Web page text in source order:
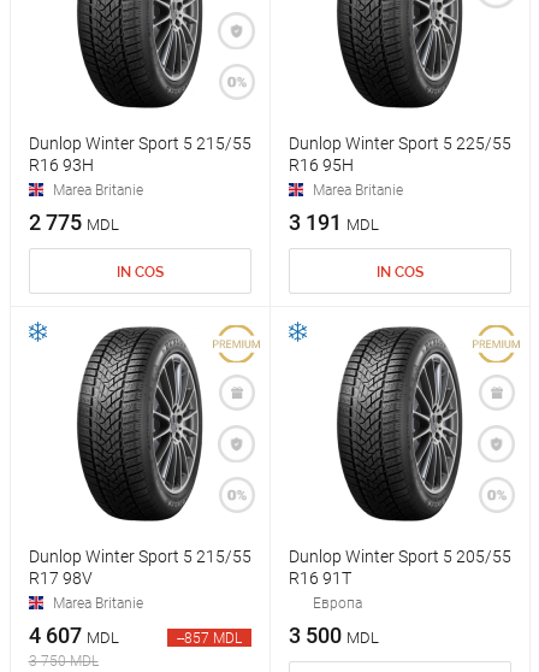
Dunlop Winter Sport 5 215/55
R16 93H
Marea Britanie
2 775 MDL
IN COS
Dunlop Winter Sport 5 225/55
R16 95H
Marea Britanie
3 191 MDL
IN COS
Dunlop Winter Sport 5 215/55
R17 98V
Marea Britanie
4 607 MDL
3 750 MDL
--857 MDL
Dunlop Winter Sport 5 205/55
R16 91T
Европа
3 500 MDL